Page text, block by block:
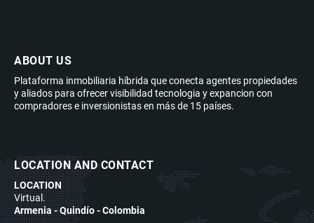
ABOUT US
Plataforma inmobiliaria híbrida que conecta agentes propiedades
y aliados para ofrecer visibilidad tecnologia y expancion con
compradores e inversionistas en más de 15 países.
LOCATION AND CONTACT
LOCATION
Virtual.
Armenia - Quindío - Colombia